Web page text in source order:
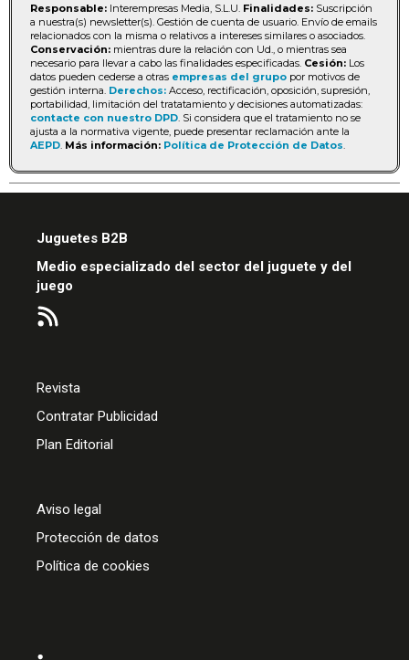
Responsable: Interempresas Media, S.L.U. Finalidades: Suscripción
a nuestra(s) newsletter(s). Gestión de cuenta de usuario. Envío de emails
relacionados con la misma o relativos a intereses similares o asociados.
Conservación: mientras dure la relación con Ud., o mientras sea
necesario para llevar a cabo las finalidades especificadas. Cesión: Los
datos pueden cederse a otras empresas del grupo por motivos de
gestión interna. Derechos: Acceso, rectificación, oposición, supresión,
portabilidad, limitación del tratatamiento y decisiones automatizadas:
contacte con nuestro DPD . Si considera que el tratamiento no se
ajusta a la normativa vigente, puede presentar reclamación ante la
AEPD Más información: Política de Protección de Datos
Juguetes B2B
Medio especializado del sector del juguete y del
juego
Revista
Contratar Publicidad
Plan Editorial
Aviso legal
Protección de datos
Política de cookies